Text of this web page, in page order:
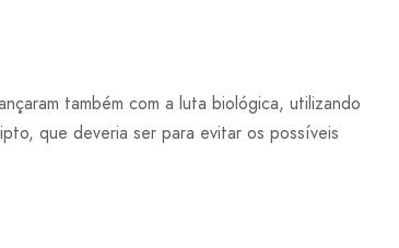
também com a luta biológica, utilizando
que deveria ser para evitar os possíveis